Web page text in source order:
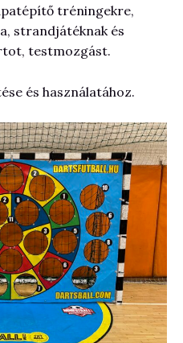
tréningekre,
strandjátéknak és
testmozgást.
és használatához.